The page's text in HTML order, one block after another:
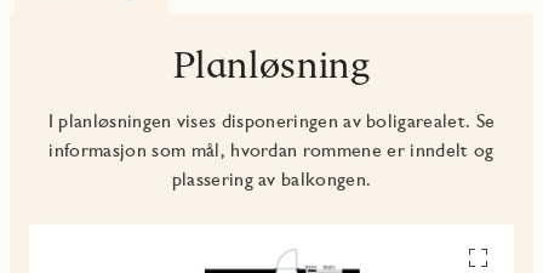
Planløsning
I planløsningen vises disponeringen av boligarealet. Se
informasjon som mål, hvordan rommene er inndelt og
plassering av balkongen.
Se